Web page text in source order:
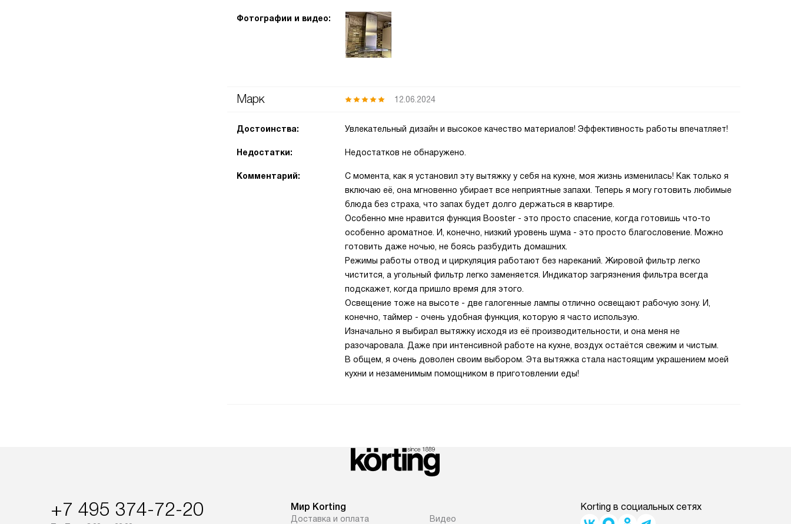
Фотографии и видео:
Марк 12.06.2024
Достоинства: Увлекательный дизайн и высокое качество материалов! Эффективность работы впечатляет!
Недостатки: Недостатков не обнаружено.
Комментарий:
С момента, как я установил эту вытяжку у себя на кухне, моя жизнь изменилась! Как только я
включаю её, она мгновенно убирает все неприятные запахи. Теперь я могу готовить любимые
блюда без страха, что запах будет долго держаться в квартире.
Особенно мне нравится функция Booster - это просто спасение, когда готовишь что-то
особенно ароматное. И, конечно, низкий уровень шума - это просто благословение. Можно
готовить даже ночью, не боясь разбудить домашних.
Режимы работы отвод и циркуляция работают без нареканий. Жировой фильтр легко
чистится, а угольный фильтр легко заменяется. Индикатор загрязнения фильтра всегда
подскажет, когда пришло время для этого.
Освещение тоже на высоте - две галогенные лампы отлично освещают рабочую зону. И,
конечно, таймер - очень удобная функция, которую я часто использую.
Изначально я выбирал вытяжку исходя из её производительности, и она меня не
разочаровала. Даже при интенсивной работе на кухне, воздух остаётся свежим и чистым.
В общем, я очень доволен своим выбором. Эта вытяжка стала настоящим украшением моей
кухни и незаменимым помощником в приготовлении еды!
+7 495 374-72-20 Мир Korting
Доставка и оплата
Видео
Korting в социальных сетях